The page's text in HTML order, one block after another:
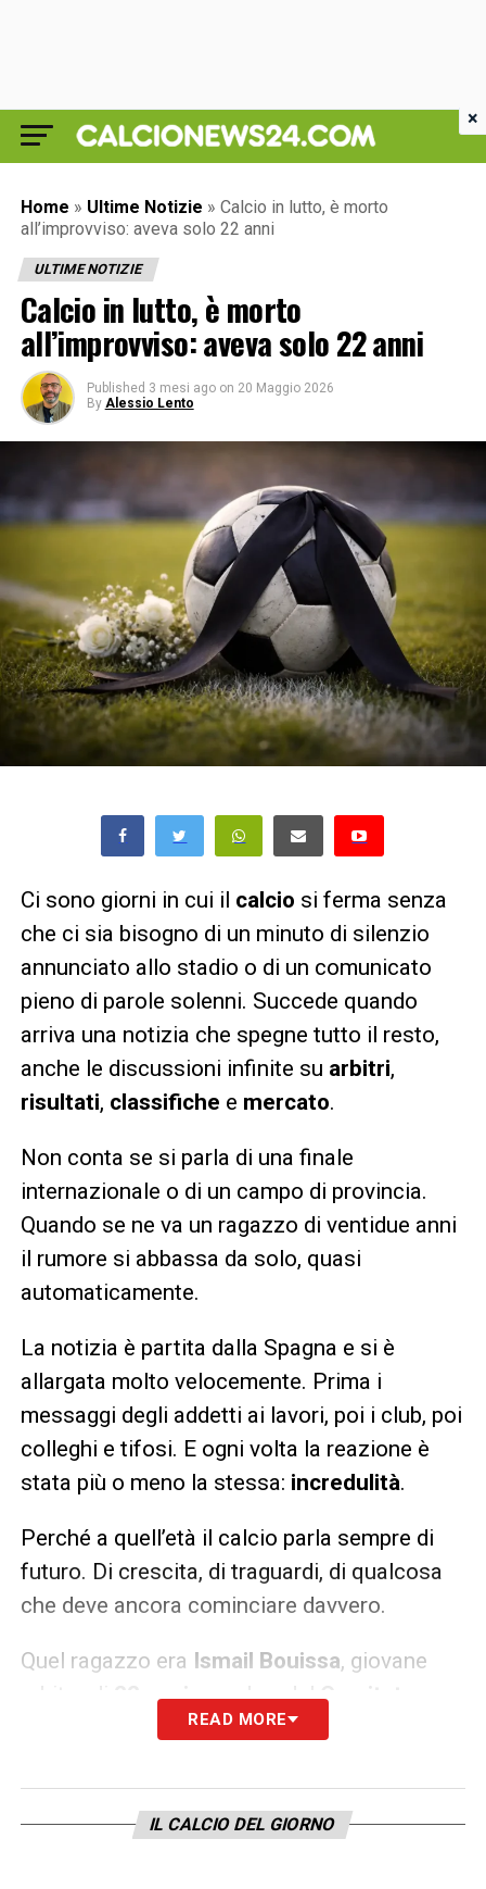
Home » Ultime Notizie » Calcio in lutto, è morto
all’improvviso: aveva solo 22 anni
ULTIME NOTIZIE
Calcio in lutto, è morto
all’improvviso: aveva solo 22 anni
Published 3 mesi ago on 20 Maggio 2026
By Alessio Lento
Ci sono giorni in cui il calcio si ferma senza
che ci sia bisogno di un minuto di silenzio
annunciato allo stadio o di un comunicato
pieno di parole solenni. Succede quando
arriva una notizia che spegne tutto il resto,
anche le discussioni infinite su arbitri,
risultati, classifiche e mercato.
Non conta se si parla di una finale
internazionale o di un campo di provincia.
Quando se ne va un ragazzo di ventidue anni
il rumore si abbassa da solo, quasi
automaticamente.
La notizia è partita dalla Spagna e si è
allargata molto velocemente. Prima i
messaggi degli addetti ai lavori, poi i club, poi
colleghi e tifosi. E ogni volta la reazione è
stata più o meno la stessa: incredulità.
Perché a quell’età il calcio parla sempre di
futuro. Di crescita, di traguardi, di qualcosa
che deve ancora cominciare davvero.
Quel ragazzo era Ismail Bouissa, giovane
22 anni, membro delComitato
Tecnico Arbitrale di Avila.
Una notizia che ha colpito il
calcio spagnolo
READ MORE
IL CALCIO DEL GIORNO
×